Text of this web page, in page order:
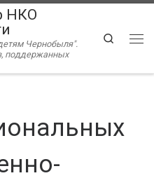
НКО
Чернобыля".
поддержанных
Search